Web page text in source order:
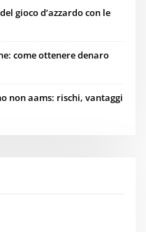
gioco d’azzardo con le
come ottenere denaro
non aams: rischi, vantaggi